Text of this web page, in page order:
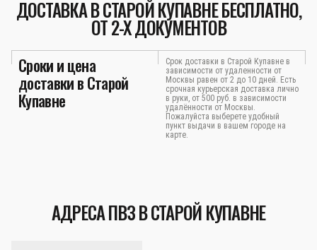
ДОСТАВКА В СТАРОЙ КУПАВНЕ БЕСПЛАТНО,
ОТ 2-Х ДОКУМЕНТОВ
Сроки и цена
доставки в Старой
Купавне
Срок доставки в Старой Купавне в
зависимости от удаленности от
Москвы равен от 2 до 10 дней. Есть
срочная курьерская доставка лично
в руки, от 500 руб. в зависимости
удалённости от Москвы.
Пожалуйста выберете удобный
пункт выдачи в вашем городе на
карте.
АДРЕСА ПВЗ В СТАРОЙ КУПАВНЕ